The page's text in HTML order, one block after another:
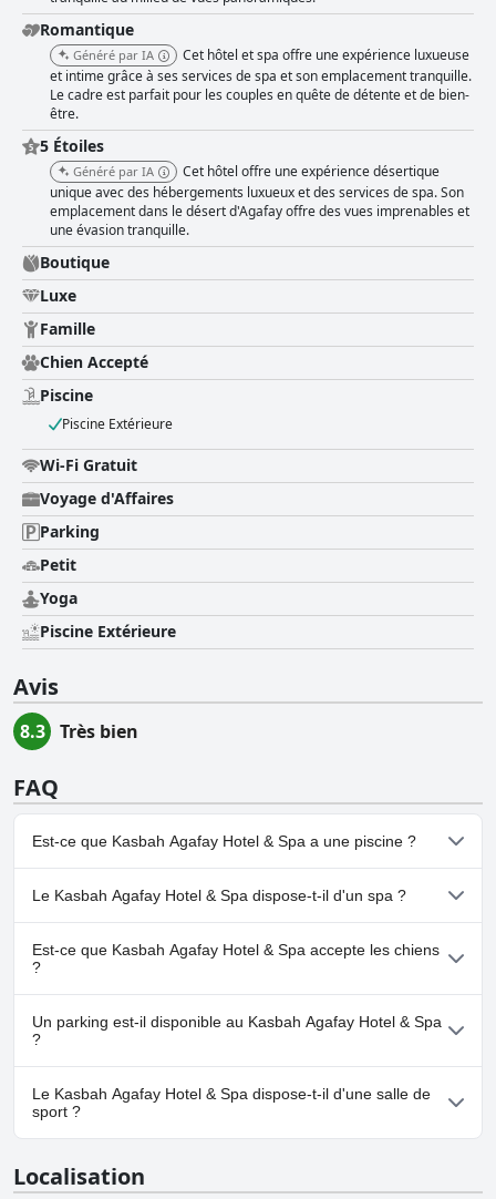
Romantique
Généré par IA
Cet hôtel et spa offre une expérience luxueuse
et intime grâce à ses services de spa et son emplacement tranquille.
Le cadre est parfait pour les couples en quête de détente et de bien-
être.
5 Étoiles
Généré par IA
Cet hôtel offre une expérience désertique
unique avec des hébergements luxueux et des services de spa. Son
emplacement dans le désert d'Agafay offre des vues imprenables et
une évasion tranquille.
Boutique
Luxe
Famille
Chien Accepté
Piscine
Piscine Extérieure
Wi-Fi Gratuit
Voyage d'Affaires
Parking
Petit
Yoga
Piscine Extérieure
Avis
8.3 Très bien
FAQ
Est-ce que Kasbah Agafay Hotel & Spa a une piscine ?
Oui, Kasbah Agafay Hotel & Spa dispose de piscine(s)
appartenant à une ou plusieurs des catégories suivantes : Piscine
Extérieure.
Le Kasbah Agafay Hotel & Spa dispose-t-il d'un spa ?
Oui, un spa est disponible à Kasbah Agafay Hotel & Spa.
Est-ce que Kasbah Agafay Hotel & Spa accepte les chiens
?
Oui, Kasbah Agafay Hotel & Spa accueille les chiens.
Un parking est-il disponible au Kasbah Agafay Hotel & Spa
?
Oui, un parking est disponible à Kasbah Agafay Hotel & Spa.
Le Kasbah Agafay Hotel & Spa dispose-t-il d'une salle de
sport ?
Localisation